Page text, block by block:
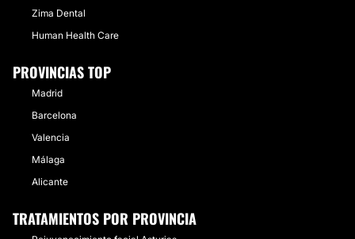
Zima Dental
Human Health Care
PROVINCIAS TOP
Madrid
Barcelona
Valencia
Málaga
Alicante
TRATAMIENTOS POR PROVINCIA